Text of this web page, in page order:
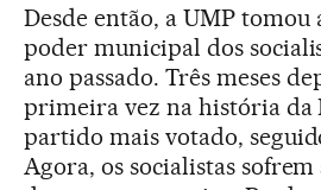
Desde então, a UMP
poder municipal dos
ano passado. Três meses
primeira vez na história da
partido mais votado,
Agora, os socialistas